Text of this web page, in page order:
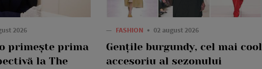
2026
primește prima
la The
— FASHION 02 august 2026
Gențile burgundy, cel mai cool
accesoriu al sezonului